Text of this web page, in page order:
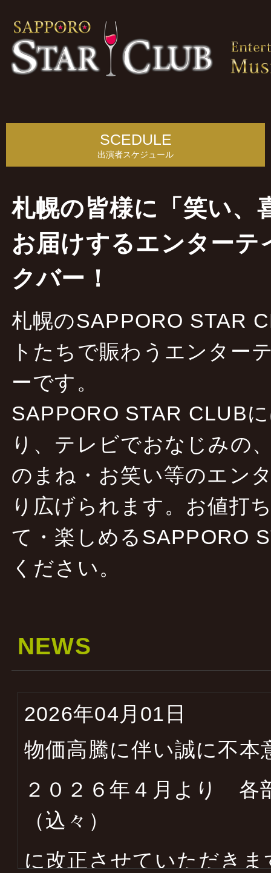
SCEDULE
出演者スケジュール
札幌の皆様に「笑い、
お届けするエンター
クバー！
札幌のSAPPORO STAR
トたちで賑わうエンター
ーです。
SAPPORO STAR CLUB
り、テレビでおなじみの
のまね・お笑い等のエン
り広げられます。お値打
て・楽しめるSAPPORO
ください。
NEWS
2026年04月01日
物価高騰に伴い誠に不本
２０２６年４月より
（込々）
に改正させていただき